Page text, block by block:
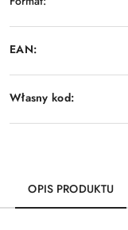
EAN:
Własny kod:
OPIS PRODUKTU